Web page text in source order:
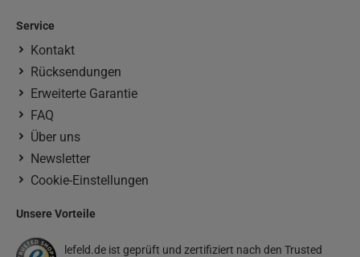
Service
Kontakt
Rücksendungen
Erweiterte Garantie
FAQ
Über uns
Newsletter
Cookie-Einstellungen
Unsere Vorteile
lefeld.de ist geprüft und zertifiziert nach den Trusted